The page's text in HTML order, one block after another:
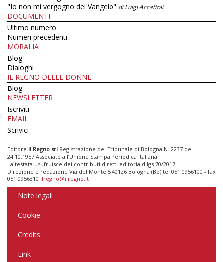
"Io non mi vergogno del Vangelo" di Luigi Accattoli
DOCUMENTI
Ultimo numero
Numeri precedenti
MORALIA
Blog
Dialoghi
IL REGNO DELLE DONNE
Blog
NEWSLETTER
Iscriviti
EMAIL
Scrivici
Editore Il Regno srl Registrazione del Tribunale di Bologna N. 2237 del
24.10.1957 Associato all’Unione Stampa Periodica Italiana
La testata usufruisce dei contributi diretti editoria d.lgs 70/2017
Direzione e redazione Via del Monte 5 40126 Bologna (Bo) tel 051 0956100 - fax
051 0956310 ilregno@ilregno.it
Note legali
Cookie
Credits
Link